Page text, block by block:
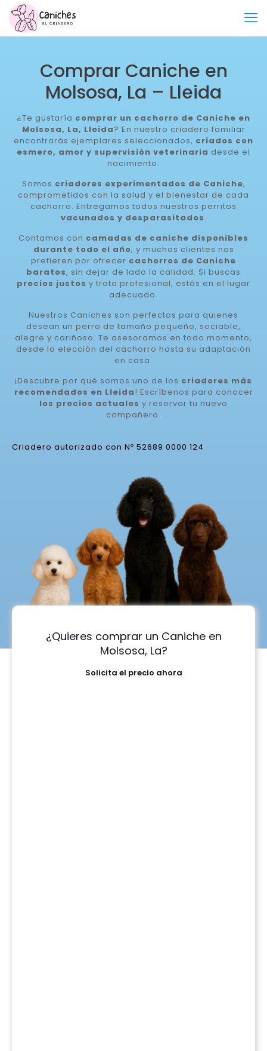
Comprar Caniche en
Molsosa, La – Lleida
¿Te gustaría comprar un cachorro de Caniche en
Molsosa, La, Lleida? En nuestro criadero familiar
encontrarás ejemplares seleccionados, criados con
esmero, amor y supervisión veterinaria desde el
nacimiento.
Somos criadores experimentados de Caniche,
comprometidos con la salud y el bienestar de cada
cachorro. Entregamos todos nuestros perritos
vacunados y desparasitados.
Contamos con camadas de caniche disponibles
durante todo el año, y muchos clientes nos
prefieren por ofrecer cachorros de Caniche
baratos, sin dejar de lado la calidad. Si buscas
precios justos y trato profesional, estás en el lugar
adecuado.
Nuestros Caniches son perfectos para quienes
desean un perro de tamaño pequeño, sociable,
alegre y cariñoso. Te asesoramos en todo momento,
desde la elección del cachorro hasta su adaptación
en casa.
¡Descubre por qué somos uno de los criadores más
recomendados en Lleida! Escríbenos para conocer
los precios actuales y reservar tu nuevo
compañero.
Criadero autorizado con Nº 52689 0000 124
¿Quieres comprar un Caniche en
Molsosa, La?
Solicita el precio ahora